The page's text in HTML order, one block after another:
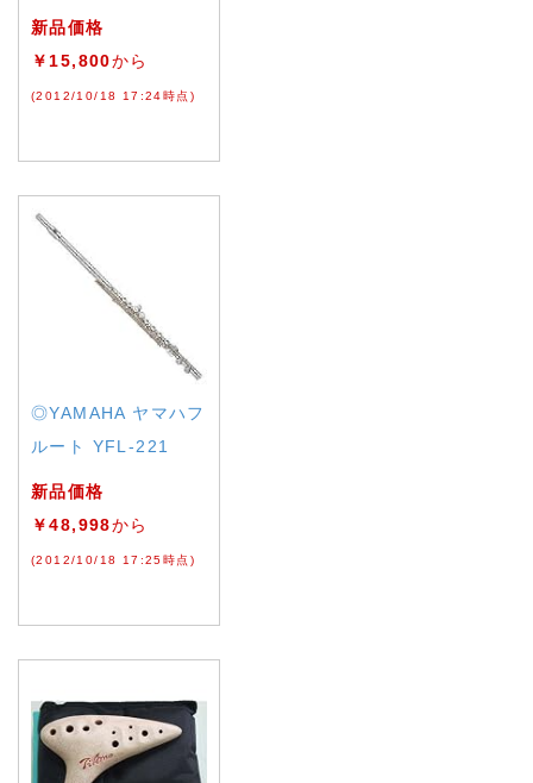
新品価格
￥15,800から
(2012/10/18 17:24時点)
◎YAMAHA ヤマハフ
ルート YFL-221
新品価格
￥48,998から
(2012/10/18 17:25時点)